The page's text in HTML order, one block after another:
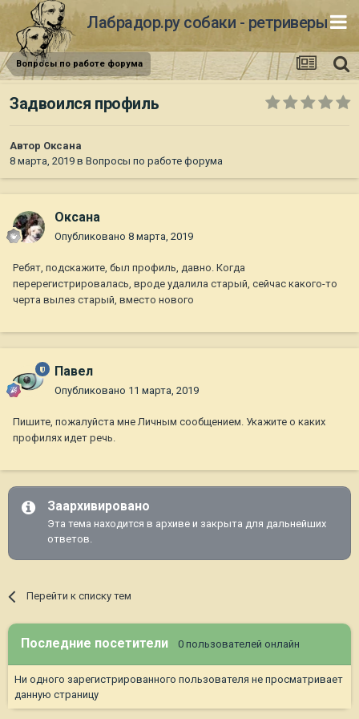
Лабрадор.ру собаки - ретриверы
Вопросы по работе форума
Задвоился профиль
Автор Oксана
8 марта, 2019 в Вопросы по работе форума
Oксана
Опубликовано 8 марта, 2019
Ребят, подскажите, был профиль, давно. Когда
перерегистрировалась, вроде удалила старый, сейчас какого-то
черта вылез старый, вместо нового
Павел
Опубликовано 11 марта, 2019
Пишите, пожалуйста мне Личным сообщением. Укажите о каких
профилях идет речь.
Заархивировано
Эта тема находится в архиве и закрыта для дальнейших
ответов.
Перейти к списку тем
Последние посетители 0 пользователей онлайн
Ни одного зарегистрированного пользователя не просматривает
данную страницу